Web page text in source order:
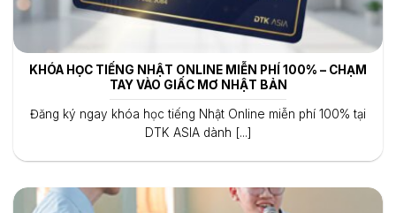
KHÓA HỌC TIẾNG NHẬT ONLINE MIỄN PHÍ 100% – CHẠM
TAY VÀO GIẤC MƠ NHẬT BẢN
Đăng ký ngay khóa học tiếng Nhật Online miễn phí 100% tại
DTK ASIA dành [...]